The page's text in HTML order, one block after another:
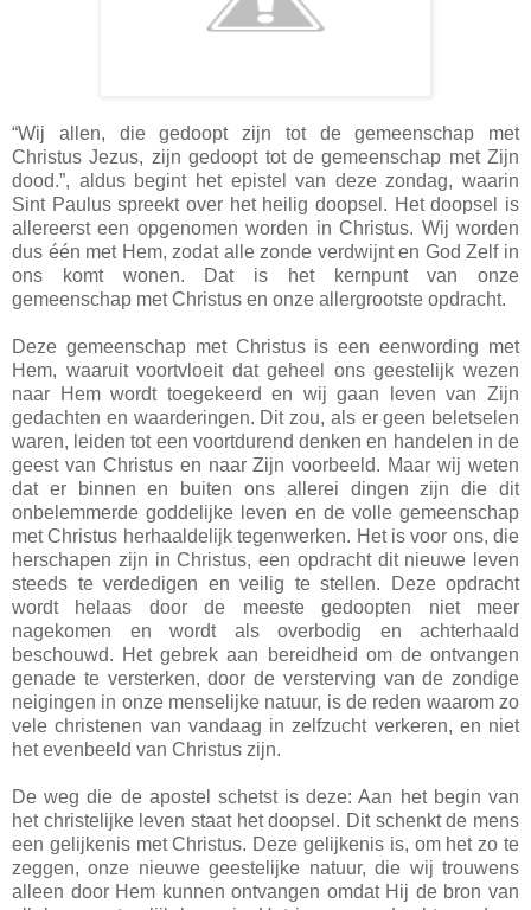
“Wij allen, die gedoopt zijn tot de gemeenschap met
Christus Jezus, zijn gedoopt tot de gemeenschap met Zijn
dood.”, aldus begint het epistel van deze zondag, waarin
Sint Paulus spreekt over het heilig doopsel. Het doopsel is
allereerst een opgenomen worden in Christus. Wij worden
dus één met Hem, zodat alle zonde verdwijnt en God Zelf in
ons komt wonen. Dat is het kernpunt van onze
gemeenschap met Christus en onze allergrootste opdracht.
Deze gemeenschap met Christus is een eenwording met
Hem, waaruit voortvloeit dat geheel ons geestelijk wezen
naar Hem wordt toegekeerd en wij gaan leven van Zijn
gedachten en waarderingen. Dit zou, als er geen beletselen
waren, leiden tot een voortdurend denken en handelen in de
geest van Christus en naar Zijn voorbeeld. Maar wij weten
dat er binnen en buiten ons allerei dingen zijn die dit
onbelemmerde goddelijke leven en de volle gemeenschap
met Christus herhaaldelijk tegenwerken. Het is voor ons, die
herschapen zijn in Christus, een opdracht dit nieuwe leven
steeds te verdedigen en veilig te stellen. Deze opdracht
wordt helaas door de meeste gedoopten niet meer
nagekomen en wordt als overbodig en achterhaald
beschouwd. Het gebrek aan bereidheid om de ontvangen
genade te versterken, door de versterving van de zondige
neigingen in onze menselijke natuur, is de reden waarom zo
vele christenen van vandaag in zelfzucht verkeren, en niet
het evenbeeld van Christus zijn.
De weg die de apostel schetst is deze: Aan het begin van
het christelijke leven staat het doopsel. Dit schenkt de mens
een gelijkenis met Christus. Deze gelijkenis is, om het zo te
zeggen, onze nieuwe geestelijke natuur, die wij trouwens
alleen door Hem kunnen ontvangen omdat Hij de bron van